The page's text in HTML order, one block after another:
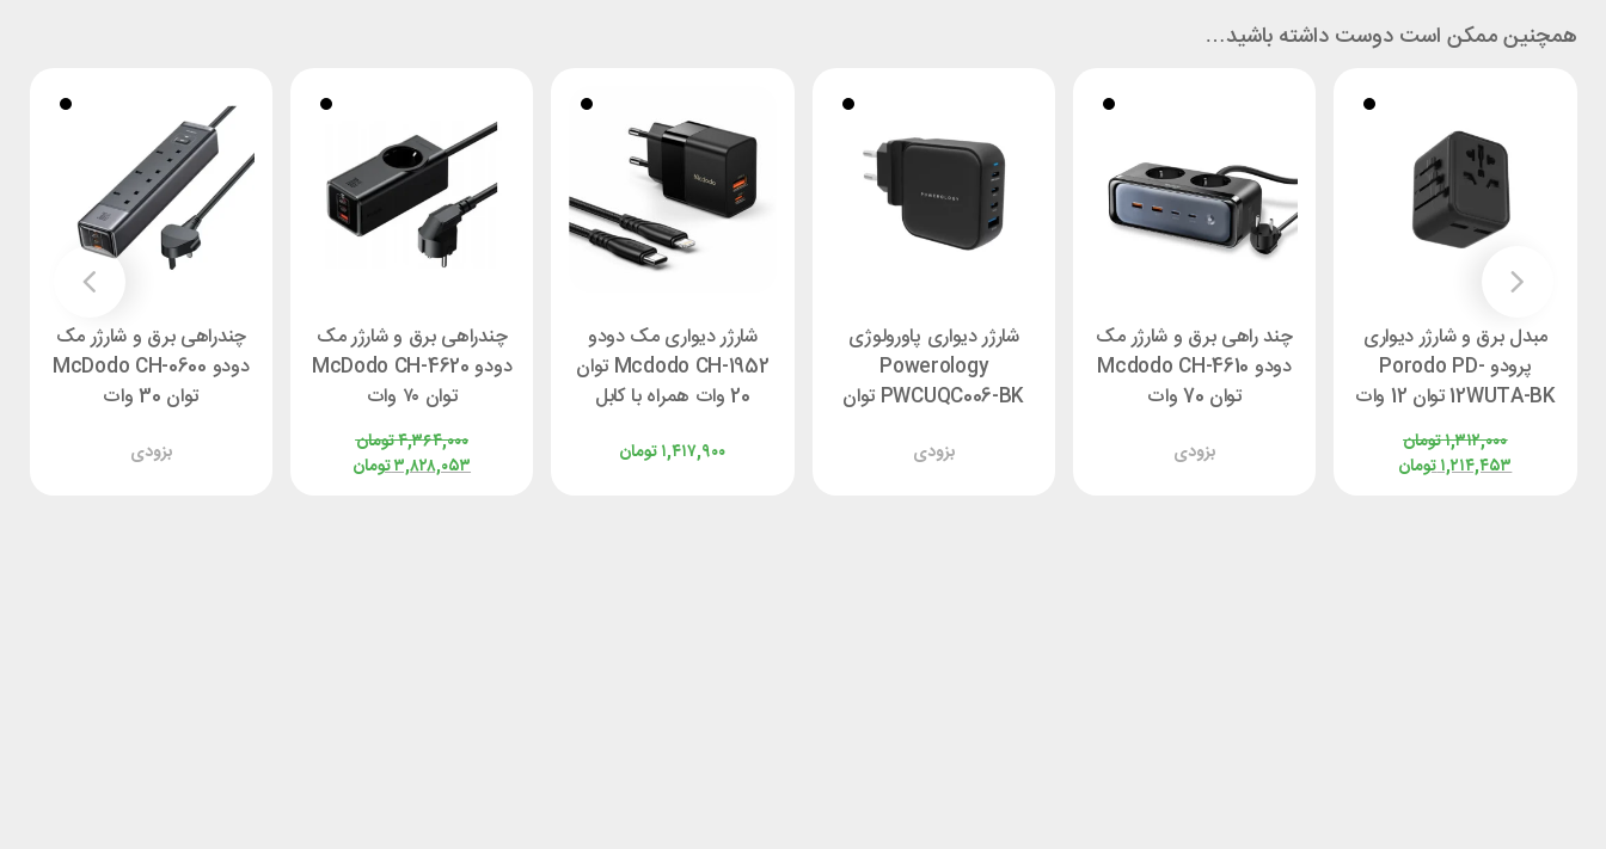
همچنین ممکن است دوست داشته باشید…
مبدل برق و شارژر دیواری
پرودو Porodo PD-
12WUTA-BK توان 12 وات
تومان۱,۳۱۲,۰۰۰
تومان۱,۲۱۴,۴۵۳
چند راهی برق و شارژر مک
دودو Mcdodo CH-4610
توان 70 وات
بزودی
شارژر دیواری پاورولوژی
Powerology
PWCUQC006-BK توان
بزودی
شارژر دیواری مک دودو
Mcdodo CH-1952 توان
20 وات همراه با کابل
تومان۱,۴۱۷,۹۰۰
چندراهی برق و شارژر مک
دودو McDodo CH-4620
توان ۷۰ وات
تومان۴,۳۶۴,۰۰۰
تومان۳,۸۲۸,۰۵۳
چندراهی برق و شارژر مک
دودو McDodo CH-0600
توان 30 وات
بزودی